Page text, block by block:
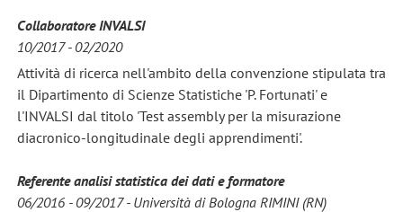
Collaboratore INVALSI
10/2017 - 02/2020
Attività di ricerca nell'ambito della convenzione stipulata tra
il Dipartimento di Scienze Statistiche 'P. Fortunati' e
l'INVALSI dal titolo 'Test assembly per la misurazione
diacronico-longitudinale degli apprendimenti'.
Referente analisi statistica dei dati e formatore
06/2016 - 09/2017 - Università di Bologna RIMINI (RN)